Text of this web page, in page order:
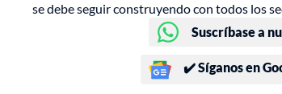
se debe seguir construyendo con todos los
Suscríbase a
✔️ Síganos en